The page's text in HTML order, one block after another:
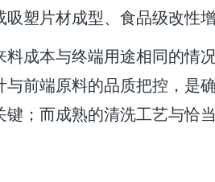
塑片材成型、食品级改性增
成本与终端用途相同的情
前端原料的品质把控，是
；而成熟的清洗工艺与恰